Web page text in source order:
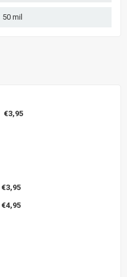
50 mil
€3,95
€3,95
€4,95